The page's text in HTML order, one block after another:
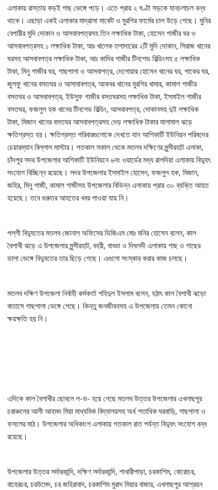
এলাকায় রাস্তায় কড়ই গাছ ভেঙ্গে পড়ে। এতে প্রায় ২ ঘণ্টা সড়কে যানচলাচল বন্ধ
থাকে। এছাড়া একই এলাকার মাদ্রাসা মার্কেট ও মুরগির ফার্মের চাল উড়ে গেছে। মুনির
বেপারীর মুদি দোকান ও আসবাবপত্রসহ তিন লক্ষাধিক টাকা, হোসেন গাজীর ঘর ও
আসবাবপত্রসহ ১ লক্ষাধিক টাকা, আঃ খালেক তপাদারের ২টি মুদি দোকান, সিরাজ খানের
ঘরসহ আসবাবপত্র লক্ষাধিক টাকা, আঃ কাদির গাজীর টিনশেড বিল্ডিংসহ ৫ লক্ষাধিক
টাকা, মিনু গাজীর ঘর, গাছপালা ও আসবাপত্র, দেলোয়ার হোসেন খানের ঘর, পাকের ঘর,
জুলফু খানের বসতঘর ও আসাবাবপত্র, আকবর খানের মুরগির খামার, কামাল গাজীর
বসতঘর ও আসবাবপত্র, ইউসুফ গাজীর বসতঘরসহ লক্ষাধিক টাকা, ইসমাইল গাজীর
বসতঘর, ফজলুল হক খানের টিনশেড বিল্ডিং, আসবাবপত্র, দোকানসহ দুই লক্ষাধিক
টাকা, মিজান খানের বসতঘর আসবাবপত্রসহ দেড় লক্ষাধিক টাকার মালামাল ঝড়ে
ক্ষতিগ্রস্ত হয়। ক্ষতিগ্রস্ত পরিবারগুলোকে দেখতে যান আশিকাটি ইউনিয়ন পরিষদের
চেয়ারম্যান বিল্লাল মাস্টার। গতকাল সকাল থেকে মতলব দক্ষিণের মুন্সীরহাট এলাকা,
চাঁদপুর সদর উপজেলার আশিকাটি ইউনিয়নে ৬নং ওয়ার্ডের মধ্য রালদিয়া এলাকায় বিদ্যুৎ
সংযোগ বিচ্ছিন্ন রয়েছে। সদর উপজেলার ইসমাইল হোসেন, ফজলুল হক, মিজান,
জহির, মিনু গাজী, কামাল গাজীসহ উপজেলার বিভিন্ন এলাকায় প্রায় ৩০ ব্যক্তি আহত
হয়েছে। তবে গুরুতর আহতের খবর পাওয়া যায় নি।
পল্লী বিদ্যুতের মতলব জোনাল অফিসের ডিজিএম মোঃ মনির হোসেন বলেন, কাল
বৈশাখী ঝড়ে এ উপজেলার মুন্সীরহাট, বহরী, বাড্ডা ও দিঘলদী এলাকায় গাছ ও গাছের
ডালা ভেঙ্গে বিদ্যুতের তার ছিড়ে গেছে। এগুলো সংস্কার করার কাজ চলছে।
মতলব দক্ষিণ উপজেলা নির্বাহী কর্মকর্তা শহিদুল ইসলাম বলেন, হঠাৎ কাল বৈশাখী ঝড়ো
বাতাসে গাছপালা ভেঙ্গে গেছে। কিন্তু জনজীবনসহ এ উপজেলায় তেমন কোনো
ক্ষয়ক্ষতি হয় নি।
এদিকে কাল বৈশাখীর ছোবলে ল-ভ- হয়ে গেছে মতলব উত্তর উপজেলার এখলাছপুর
চরাঞ্চলের আলী আহমদ মিয়া মাধ্যমিক বিদ্যালয়সহ অর্ধ শতাধিক ঘরবাড়ি, গাছপালা ও
ফসলের মাঠ। উপজেলার অধিকাংশ এলাকায় গতকাল রাত পর্যন্ত বিদ্যুৎ সংযোগ বন্ধ
রয়েছে।
উপজেলার উত্তর সর্দারকান্দি, দক্ষিণ সর্দারকান্দি, শাখারীপাড়া, চরকাশিম, বোরোচর,
বাহেরচর, চরউমেদ, চর জহিরাবাদ, চরকাশিম মুরাদ মিয়ার বাজার, এখলাছপুর আশ্রয়ন